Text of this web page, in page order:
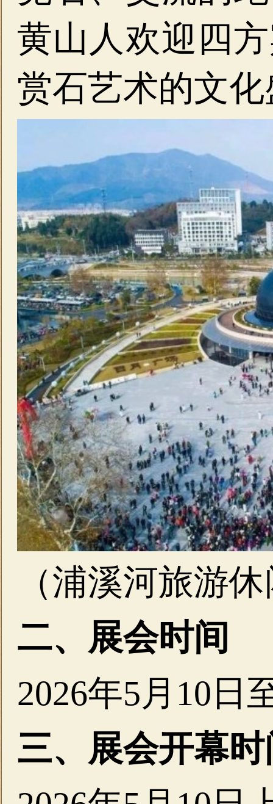
黄山人欢迎四
赏石艺术的文
（浦溪河旅游
二、展会时间
2026年5月10日
三、展会开幕时